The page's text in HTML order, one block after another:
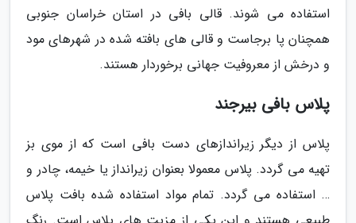
استفاده می شوند. قالی بافی در استان خراسان جنوبی
همچنان پا برجاست و قالی های بافته شده در شهرهای مود
و درخش از معروفیت جهانی برخوردار هستند.
پلاس بافی بیرجند
پلاس از دیگر زیراندازهای دست بافی است که از موی بز
تهیه می گردد. پلاس معمولا بعنوان زیرانداز یا خیمه، چادر و
… استفاده می گردد. تمام مواد استفاده شده بافت پلاس